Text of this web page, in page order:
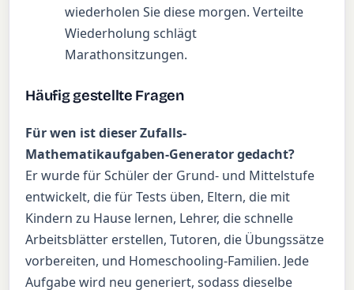
wiederholen Sie diese morgen. Verteilte
Wiederholung schlägt
Marathonsitzungen.
Häufig gestellte Fragen
Für wen ist dieser Zufalls-
Mathematikaufgaben-Generator gedacht?
Er wurde für Schüler der Grund- und Mittelstufe
entwickelt, die für Tests üben, Eltern, die mit
Kindern zu Hause lernen, Lehrer, die schnelle
Arbeitsblätter erstellen, Tutoren, die Übungssätze
vorbereiten, und Homeschooling-Familien. Jede
Aufgabe wird neu generiert, sodass dieselbe